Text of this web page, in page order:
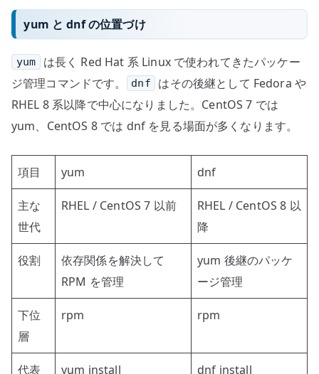
yum と dnf の位置づけ
yum
は長く Red Hat 系 Linux で使われてきたパッケー
ジ管理コマンドです。
dnf
はその後継として Fedora や
RHEL 8 系以降で中心になりました。CentOS 7 では
yum、CentOS 8 では dnf を見る場面が多くなります。
項目 yum dnf
主な
世代
RHEL / CentOS 7 以前
RHEL / CentOS 8 以
降
役割
依存関係を解決して
RPM を管理
yum 後継のパッケ
ージ管理
下位
層
rpm rpm
代表
yum install dnf install